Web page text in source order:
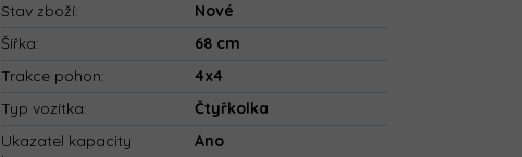
Stav zboží:
Nové
Šířka:
68 cm
Trakce pohon:
4x4
Typ vozítka:
Čtyřkolka
Ukazatel kapacity
Ano